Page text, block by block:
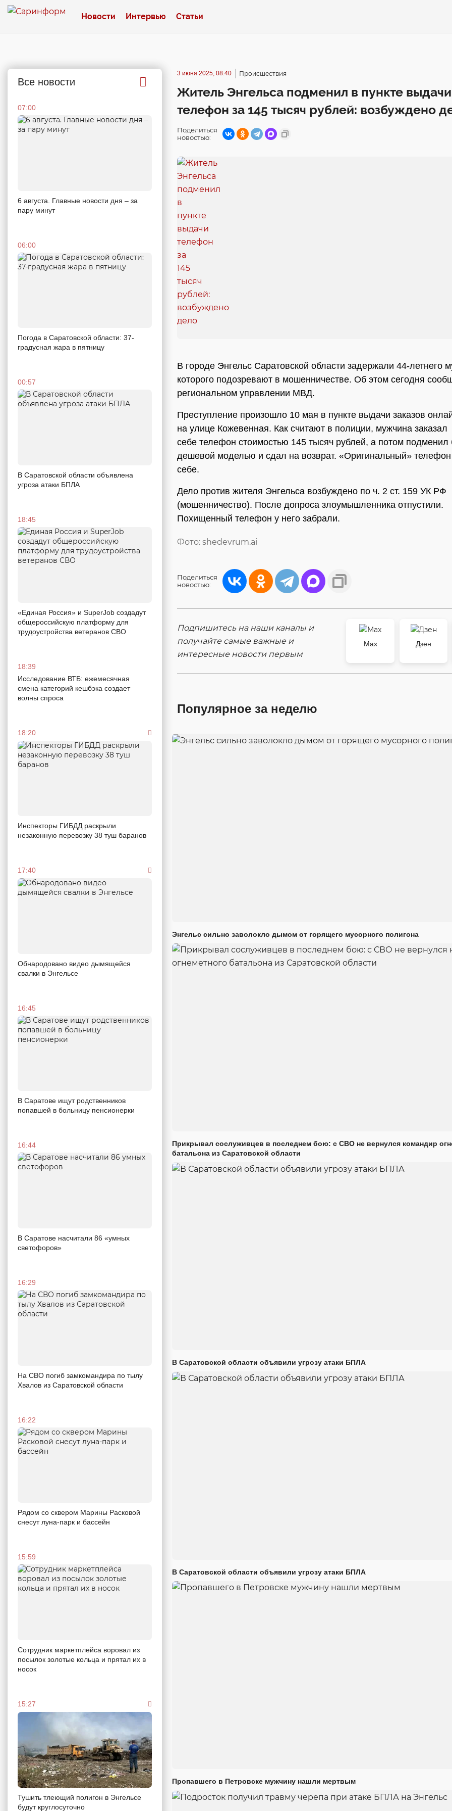
Новости Интервью Статьи
Все новости
07:00
6 августа. Главные новости дня – за
пару минут
06:00
Погода в Саратовской области: 37-
градусная жара в пятницу
00:57
В Саратовской области объявлена
угроза атаки БПЛА
18:45
«Единая Россия» и SuperJob создадут
общероссийскую платформу для
трудоустройства ветеранов СВО
18:39
Исследование ВТБ: ежемесячная
смена категорий кешбэка создает
волны спроса
18:20
Инспекторы ГИБДД раскрыли
незаконную перевозку 38 туш баранов
17:40
Обнародовано видео дымящейся
свалки в Энгельсе
16:45
В Саратове ищут родственников
попавшей в больницу пенсионерки
16:44
В Саратове насчитали 86 «умных
светофоров»
16:29
На СВО погиб замкомандира по тылу
Хвалов из Саратовской области
16:22
Рядом со сквером Марины Расковой
снесут луна-парк и бассейн
15:59
Сотрудник маркетплейса воровал из
посылок золотые кольца и прятал их в
носок
15:27
Тушить тлеющий полигон в Энгельсе
будут круглосуточно
3 июня 2025, 08:40 Происшествия
Житель Энгельса подменил в пункте выдачи
телефон за 145 тысяч рублей: возбуждено
Поделиться
новостью:
В городе Энгельс Саратовской области задержали 44-летнего
которого подозревают в мошенничестве. Об этом сегодня
региональном управлении МВД.
Преступление произошло 10 мая в пункте выдачи заказов
на улице Кожевенная. Как считают в полиции, мужчина заказал
себе телефон стоимостью 145 тысяч рублей, а потом подменил
дешевой моделью и сдал на возврат. «Оригинальный» телефон
себе.
Дело против жителя Энгельса возбуждено по ч. 2 ст. 159 УК РФ
(мошенничество). После допроса злоумышленника отпустили.
Похищенный телефон у него забрали.
Фото: shedevrum.ai
Поделиться
новостью:
Подпишитесь на наши каналы и
получайте самые важные и
интересные новости первым
Max
Дзен
Популярное за неделю
Энгельс сильно заволокло дымом от горящего мусорного полигона
Прикрывал сослуживцев в последнем бою: с СВО не вернулся командир
батальона из Саратовской области
В Саратовской области объявили угрозу атаки БПЛА
В Саратовской области объявили угрозу атаки БПЛА
Пропавшего в Петровске мужчину нашли мертвым